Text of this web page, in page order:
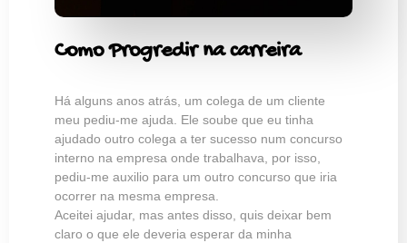
Como Progredir na carreira
Há alguns anos atrás, um colega de um cliente
meu pediu-me ajuda. Ele soube que eu tinha
ajudado outro colega a ter sucesso num concurso
interno na empresa onde trabalhava, por isso,
pediu-me auxilio para um outro concurso que iria
ocorrer na mesma empresa.
Aceitei ajudar, mas antes disso, quis deixar bem
claro o que ele deveria esperar da minha